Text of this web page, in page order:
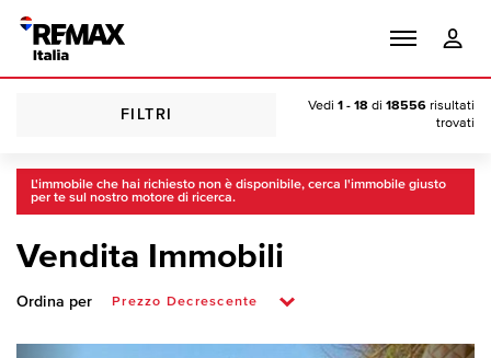
FILTRI
Vedi 1 - 18 di 18556 risultati
trovati
L'immobile che hai richiesto non è disponibile, cerca l'immobile giusto
per te sul nostro motore di ricerca.
Vendita Immobili
Ordina per